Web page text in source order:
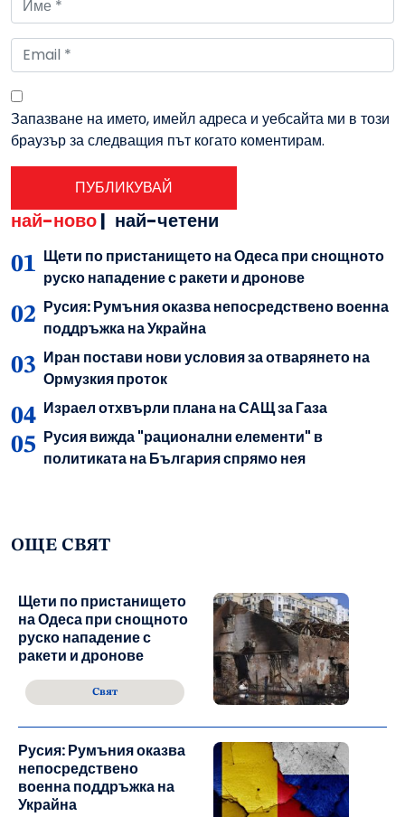
Запазване на името, имейл адреса и уебсайта ми в този
браузър за следващия път когато коментирам.
най-ново| най-четени
Щети по пристанището на Одеса при снощното
руско нападение с ракети и дронове
Русия: Румъния оказва непосредствено военна
поддръжка на Украйна
Иран постави нови условия за отварянето на
Ормузкия проток
Израел отхвърли плана на САЩ за Газа
Русия вижда "рационални елементи" в
политиката на България спрямо нея
ОЩЕ СВЯТ
Щети по пристанището
на Одеса при снощното
руско нападение с
ракети и дронове
Свят
Русия: Румъния оказва
непосредствено
военна поддръжка на
Украйна